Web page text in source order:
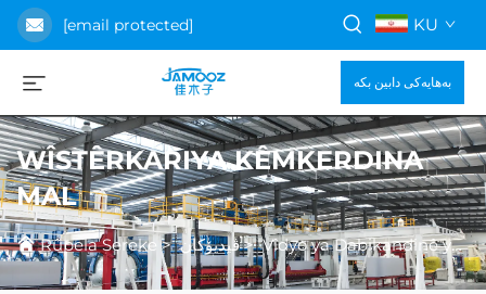
[email protected] KU
بەهایەکی دابین بکە
WÎSTÊRKARIYA KÊMKERDINA
MAL
Rûpela Sereke >ڤیدیۆکان>Vîdyo ya Dabikandinê ya Prodûkt